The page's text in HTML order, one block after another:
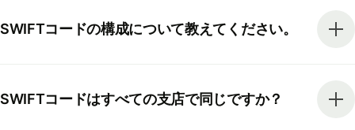
SWIFTコードの構成について教えてください。
SWIFTコードはすべての支店で同じですか？